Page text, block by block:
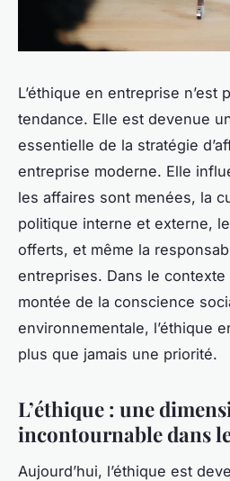
L’éthique en entreprise n’est
tendance. Elle est devenue
essentielle de la stratégie
entreprise moderne. Elle
les affaires sont menées, la
politique interne et externe,
offerts, et même la
entreprises. Dans le contexte
montée de la conscience
environnementale, l’éthique
plus que jamais une priorité.
L’éthique : une
incontournable dans
Aujourd’hui, l’éthique est